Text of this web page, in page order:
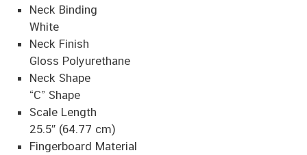
Neck Binding
White
Neck Finish
Gloss Polyurethane
Neck Shape
“C” Shape
Scale Length
25.5″ (64.77 cm)
Fingerboard Material